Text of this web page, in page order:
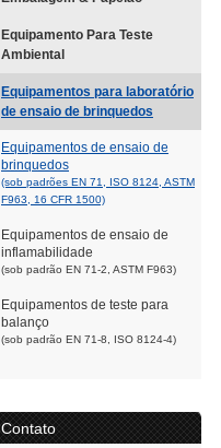
Equipamento Para Teste
Ambiental
Equipamentos para laboratório
de ensaio de brinquedos
Equipamentos de ensaio de
brinquedos
(sob padrões EN 71, ISO 8124, ASTM
F963, 16 CFR 1500)
Equipamentos de ensaio de
inflamabilidade
(sob padrão EN 71-2, ASTM F963)
Equipamentos de teste para
balanço
(sob padrão EN 71-8, ISO 8124-4)
Contato